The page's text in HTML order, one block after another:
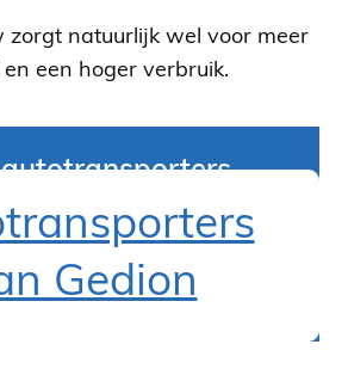
zorgt natuurlijk wel voor meer
een hoger verbruik.
Gedion